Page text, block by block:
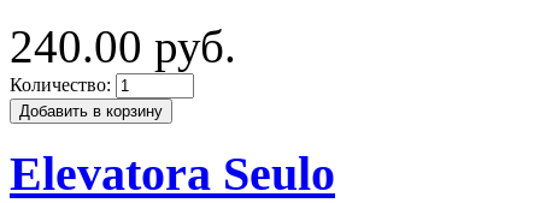
240.00 руб.
Количество:
Elevatora Seulo